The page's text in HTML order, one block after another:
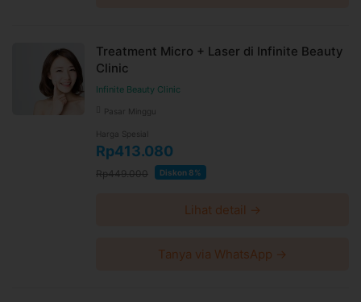
Treatment Micro + Laser di Infinite Beauty
Clinic
Infinite Beauty Clinic
Pasar Minggu
Harga Spesial
Rp413.080
Rp449.000 Diskon 8%
Lihat detail →
Tanya via WhatsApp →